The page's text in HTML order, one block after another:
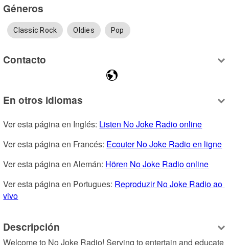
Géneros
Classic Rock Oldies Pop
Contacto
En otros idiomas
Ver esta página en Inglés: Listen No Joke Radio online
Ver esta página en Francés: Ecouter No Joke Radio en ligne
Ver esta página en Alemán: Hören No Joke Radio online
Ver esta página en Portugues: Reproduzir No Joke Radio ao
vivo
Descripción
Welcome to No Joke Radio! Serving to entertain and educate